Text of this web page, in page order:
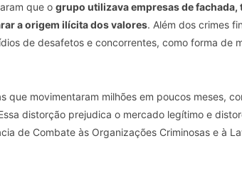
que o grupo utilizava empresas de
a origem ilícita dos valores. Além dos crimes
de desafetos e concorrentes, como forma de
que movimentaram milhões em poucos meses,
distorção prejudica o mercado legítimo e
de Combate às Organizações Criminosas e à